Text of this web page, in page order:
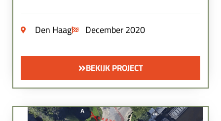
Den Haag December 2020
BEKIJK PROJECT